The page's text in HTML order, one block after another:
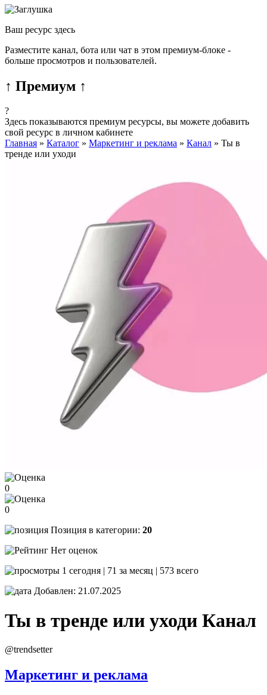
Ваш ресурс здесь
Разместите канал, бота или чат в этом премиум-блоке -
больше просмотров и пользователей.
↑ Премиум ↑
?
Здесь показываются премиум ресурсы, вы можете добавить
свой ресурс в личном кабинете
Главная » Каталог » Маркетинг и реклама » Канал » Ты в
тренде или уходи
0
0
Позиция в категории: 20
Нет оценок
1 сегодня | 71 за месяц | 573 всего
Добавлен: 21.07.2025
Ты в тренде или уходи Канал
@trendsetter
Маркетинг и реклама